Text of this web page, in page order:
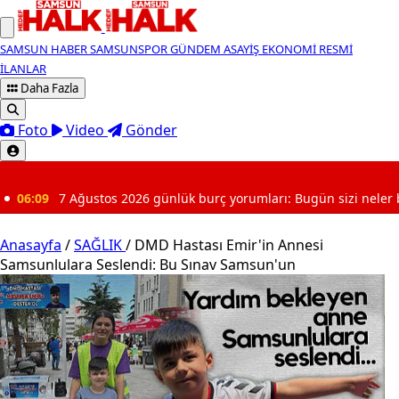
SAMSUN HABERSAMSUNSPORGÜNDEM ASAYİŞ EKONOMİ RESMİ
İLANLAR
Daha Fazla
Foto Video Gönder
burç yorumları: Bugün sizi neler bekliyor?
Anasayfa /SAĞLIK/ DMD Hastası Emir'in Annesi
Samsunlulara Seslendi: Bu Sınav Samsun'un